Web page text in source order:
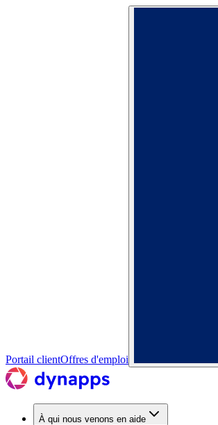
Portail clientOffres d'emploi
À qui nous venons en aide